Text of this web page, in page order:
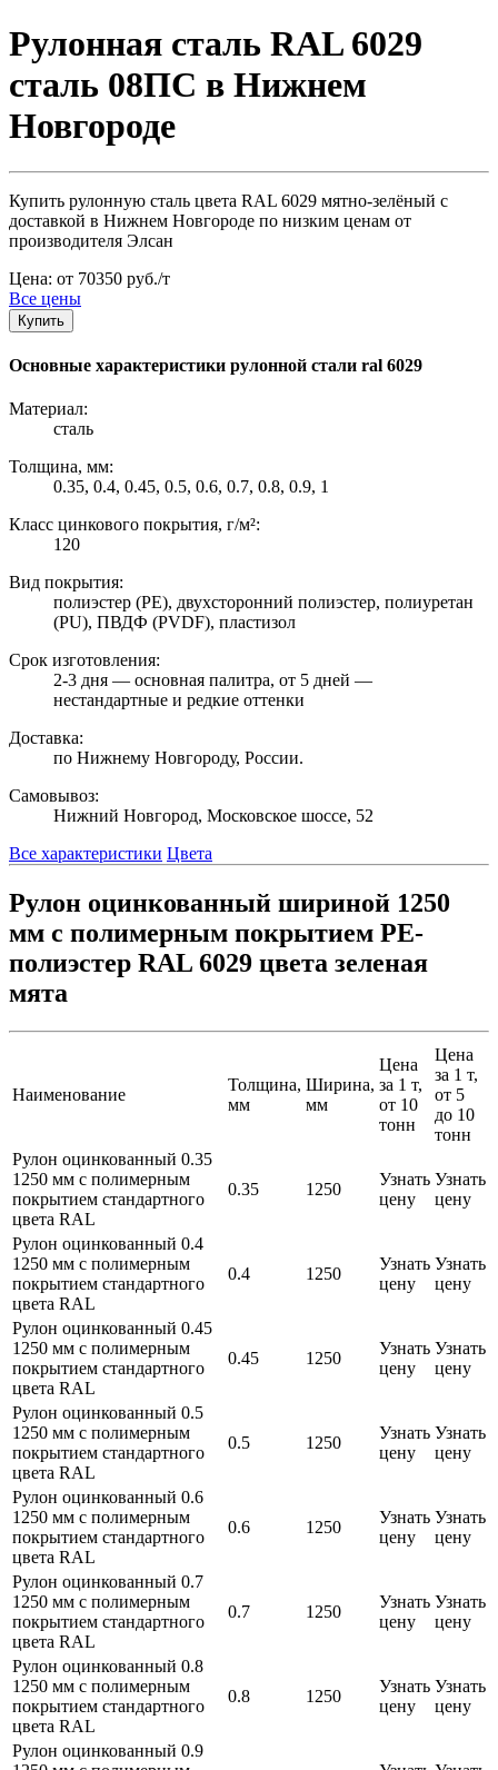
Рулонная сталь RAL 6029
сталь 08ПС в Нижнем
Новгороде
Купить рулонную сталь цвета RAL 6029 мятно-зелёный с
доставкой в Нижнем Новгороде по низким ценам от
производителя Элсан
Цена: от 70350 руб./т
Все цены
Купить
Основные характеристики рулонной стали ral 6029
Материал:
сталь
Толщина, мм:
0.35, 0.4, 0.45, 0.5, 0.6, 0.7, 0.8, 0.9, 1
Класс цинкового покрытия, г/м²:
120
Вид покрытия:
полиэстер (PE), двухсторонний полиэстер, полиуретан
(PU), ПВДФ (PVDF), пластизол
Срок изготовления:
2-3 дня — основная палитра, от 5 дней —
нестандартные и редкие оттенки
Доставка:
по Нижнему Новгороду, России.
Самовывоз:
Нижний Новгород, Московское шоссе, 52
Все характеристики Цвета
Рулон оцинкованный шириной 1250
мм с полимерным покрытием PE-
полиэстер RAL 6029 цвета зеленая
мята
Наименование
Толщина,
мм
Ширина,
мм
Цена
за 1 т,
от 10
тонн
Цена
за 1 т,
от 5
до 10
тонн
Рулон оцинкованный 0.35
1250 мм с полимерным
покрытием стандартного
цвета RAL
0.35 1250
Узнать
цену
Узнать
цену
Рулон оцинкованный 0.4
1250 мм с полимерным
покрытием стандартного
цвета RAL
0.4 1250
Узнать
цену
Узнать
цену
Рулон оцинкованный 0.45
1250 мм с полимерным
покрытием стандартного
цвета RAL
0.45 1250
Узнать
цену
Узнать
цену
Рулон оцинкованный 0.5
1250 мм с полимерным
покрытием стандартного
цвета RAL
0.5 1250
Узнать
цену
Узнать
цену
Рулон оцинкованный 0.6
1250 мм с полимерным
покрытием стандартного
цвета RAL
0.6 1250
Узнать
цену
Узнать
цену
Рулон оцинкованный 0.7
1250 мм с полимерным
покрытием стандартного
цвета RAL
0.7 1250
Узнать
цену
Узнать
цену
Рулон оцинкованный 0.8
1250 мм с полимерным
покрытием стандартного
цвета RAL
0.8 1250
Узнать
цену
Узнать
цену
Рулон оцинкованный 0.9